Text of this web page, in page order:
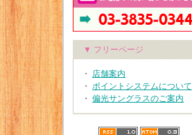
▼ フリーページ
・ 店舗案内
・ ポイントシステムについて
・ 偏光サングラスのご案内